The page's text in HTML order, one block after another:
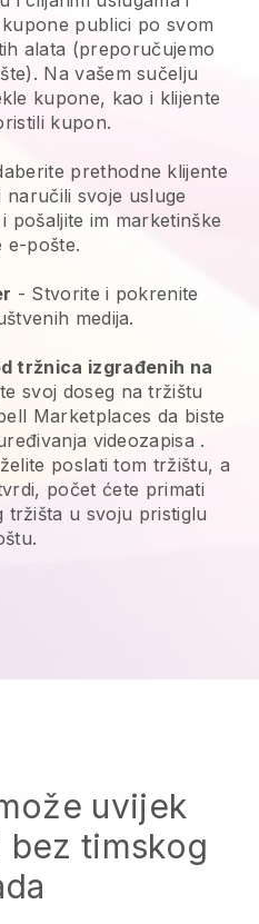
publici po svom
alata (preporučujemo
Na vašem sučelju
kupone, kao i klijente
kupon.
prethodne klijente
svoje usluge
pošaljite im marketinške
e-pošte.
- Stvorite i pokrenite
medija.
tržnica izgrađenih na
svoj doseg na tržištu
Marketplaces da biste
videozapisa .
poslati tom tržištu, a
počet ćete primati
tržišta u svoju pristiglu
uvijek
bez timskog